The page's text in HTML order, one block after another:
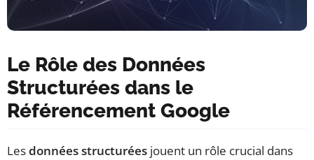
Le Rôle des Données
Structurées dans le
Référencement Google
Lesdonnées structurées jouent un rôle crucial dans